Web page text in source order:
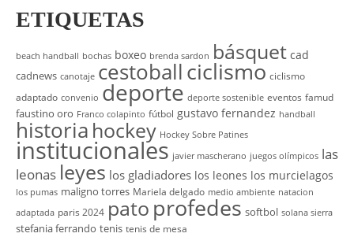
ETIQUETAS
beach handball bochas boxeo brenda sardon básquet cad
cadnews canotaje cestoballciclismo ciclismo
adaptado convenio deporte deporte sostenible eventos famud
faustino oro Franco colapinto fútbol gustavo fernandez handball
historia hockey Hockey Sobre Patines
institucionales javier mascherano juegos olímpicos las
leonas leyes los gladiadores los leones los murcielagos
los pumas maligno torres Mariela delgado medio ambiente natacion
adaptada paris 2024 pato profedes softbol solana sierra
stefania ferrando tenis tenis de mesa